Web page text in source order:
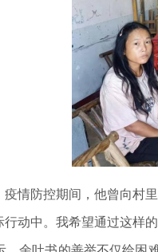
防控期间，他曾向村里
动中。我希望通过这样